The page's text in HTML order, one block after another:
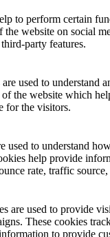
to perform certain
the website on social
party features.
used to understand
the website which
for the visitors.
used to understand
help provide
rate, traffic source,
are used to provide
These cookies
to provide